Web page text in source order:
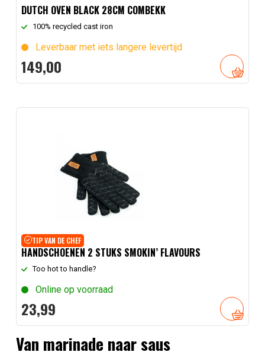
DUTCH OVEN BLACK 28CM COMBEKK
100% recycled cast iron
Leverbaar met iets langere levertijd
149,00
TIP VAN DE CHEF
HANDSCHOENEN 2 STUKS SMOKIN’ FLAVOURS
Too hot to handle?
Online op voorraad
23,99
Van marinade naar saus